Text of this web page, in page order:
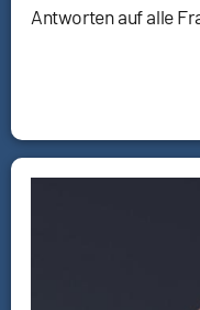
Antworten auf alle